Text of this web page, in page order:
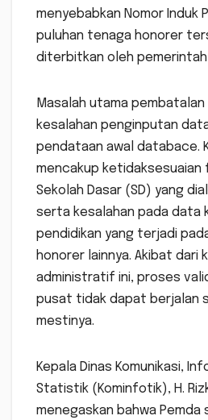
menyebabkan Nomor Induk
puluhan tenaga honorer
diterbitkan oleh
Masalah utama pembatalan
kesalahan penginputan
pendataan awal databace.
mencakup ketidaksesuaian
Sekolah Dasar (SD) yang
serta kesalahan pada data
pendidikan yang terjadi
honorer lainnya. Akibat dari
administratif ini, proses
pusat tidak dapat berjalan
mestinya.
Kepala Dinas Komunikasi,
Statistik (Kominfotik), H.
menegaskan bahwa Pemda